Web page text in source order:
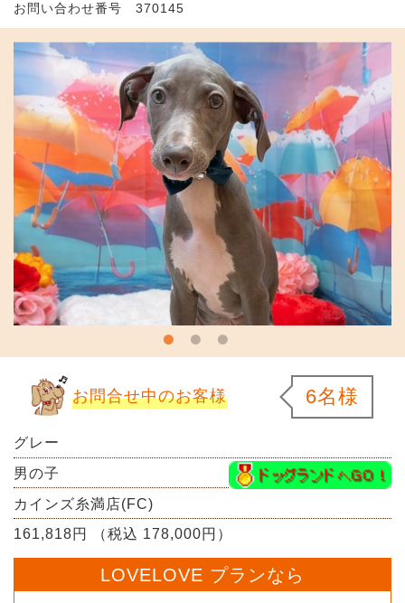
お問い合わせ番号 370145
お問合せ中のお客様 6名様
グレー
男の子
カインズ糸満店(FC)
161,818円 （税込 178,000円）
LOVELOVE プランなら